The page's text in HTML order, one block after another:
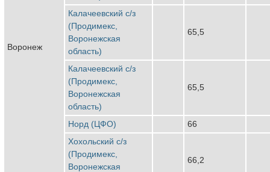
Воронеж
Калачеевский с/з
(Продимекс,
Воронежская
область)
65,5
Калачеевский с/з
(Продимекс,
Воронежская
область)
65,5
Норд (ЦФО)
66
Хохольский с/з
(Продимекс,
Воронежская
66,2